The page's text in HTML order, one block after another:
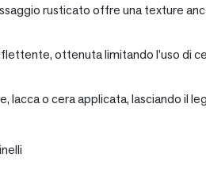
rusticato offre una texture
ottenuta limitando l’uso di
lacca o cera applicata, lasciando il